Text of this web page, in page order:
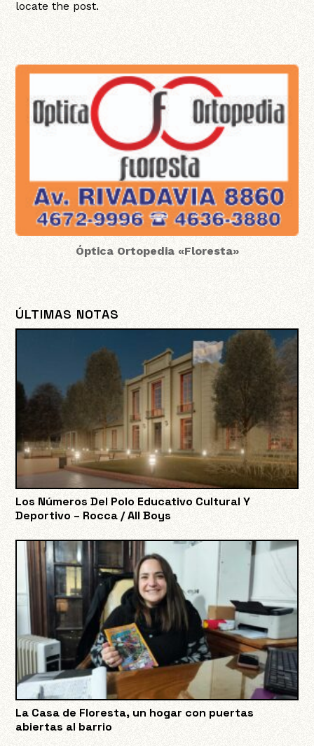
locate the post.
Óptica Ortopedia «Floresta»
ÚLTIMAS NOTAS
Los Números Del Polo Educativo Cultural Y
Deportivo – Rocca / All Boys
La Casa de Floresta, un hogar con puertas
abiertas al barrio